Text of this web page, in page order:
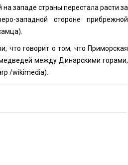
западе страны перестала расти за
западной стороне прибрежной
что говорит о том, что Приморская
между Динарскими горами,
/wikimedia).